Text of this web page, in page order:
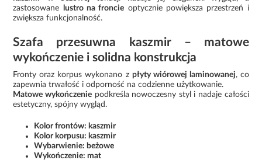
zastosowane
lustro na froncie optycznie powiększa przestrzeń i
zwiększa funkcjonalność.
Szafa przesuwna kaszmir – matowe
wykończenie i solidna konstrukcja
Fronty oraz korpus wykonano z płyty wiórowej laminowanej, co
zapewnia trwałość i odporność na codzienne użytkowanie.
Matowe wykończenie podkreśla nowoczesny styl i nadaje całości
estetyczny, spójny wygląd.
Kolor frontów: kaszmir
Kolor korpusu: kaszmir
Wybarwienie: beżowe
Wykończenie: mat